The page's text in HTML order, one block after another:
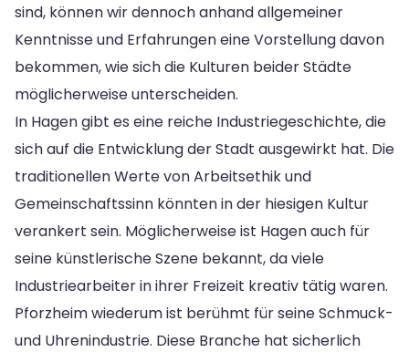
sind, können wir dennoch anhand allgemeiner
Kenntnisse und Erfahrungen eine Vorstellung davon
bekommen, wie sich die Kulturen beider Städte
möglicherweise unterscheiden.
In Hagen gibt es eine reiche Industriegeschichte, die
sich auf die Entwicklung der Stadt ausgewirkt hat. Die
traditionellen Werte von Arbeitsethik und
Gemeinschaftssinn könnten in der hiesigen Kultur
verankert sein. Möglicherweise ist Hagen auch für
seine künstlerische Szene bekannt, da viele
Industriearbeiter in ihrer Freizeit kreativ tätig waren.
Pforzheim wiederum ist berühmt für seine Schmuck-
und Uhrenindustrie. Diese Branche hat sicherlich